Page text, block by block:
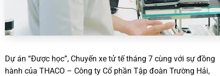
Dự án “Được học”, Chuyến xe tử tế tháng 7 cùng với sự đồng
hành của THACO – Công ty Cổ phần Tập đoàn Trường Hải,